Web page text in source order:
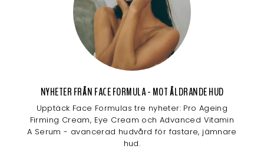
NYHETER FRÅN FACE FORMULA - MOT ÅLDRANDE HUD
Upptäck Face Formulas tre nyheter: Pro Ageing
Firming Cream, Eye Cream och Advanced Vitamin
A Serum - avancerad hudvård för fastare, jämnare
hud.